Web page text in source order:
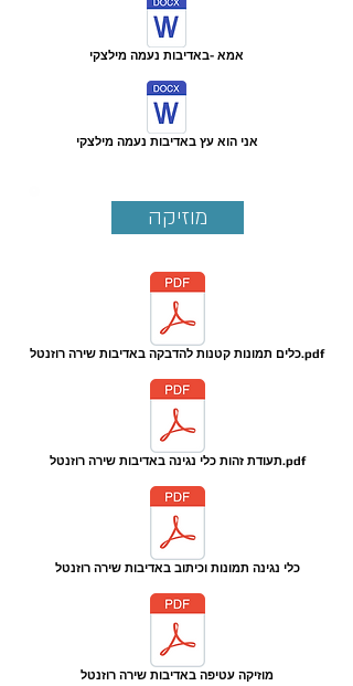
אמא -באדיבות נעמה מילצקי
אני הוא עץ באדיבות נעמה מילצקי
מוזיקה
כלים תמונות קטנות להדבקה באדיבות שירה רוזנטל.pdf
תעודת זהות כלי נגינה באדיבות שירה רוזנטל.pdf
כלי נגינה תמונות וכיתוב באדיבות שירה רוזנטל
מוזיקה עטיפה באדיבות שירה רוזנטל